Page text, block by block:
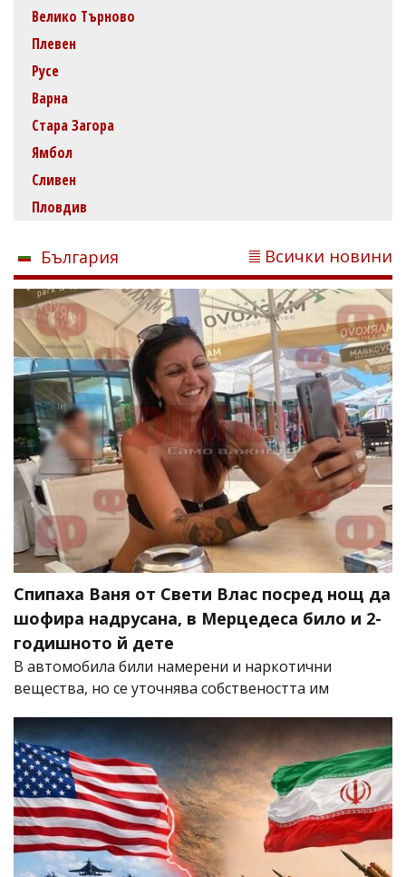
Велико Търново
Плевен
Русе
Варна
Стара Загора
Ямбол
Сливен
Пловдив
България Всички новини
Спипаха Ваня от Свети Влас посред нощ да
шофира надрусана, в Мерцедеса било и 2-
годишното й дете
В автомобила били намерени и наркотични
вещества, но се уточнява собствеността им